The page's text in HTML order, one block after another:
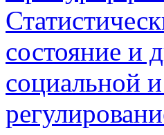
состояние и
социальной